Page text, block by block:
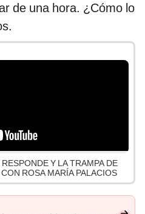
de una hora. ¿Cómo lo
Y LA TRAMPA DE
ROSA MARÍA PALACIOS